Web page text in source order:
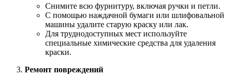
Снимите всю фурнитуру, включая ручки и петли.
С помощью наждачной бумаги или шлифовальной
машины удалите старую краску или лак.
Для труднодоступных мест используйте
специальные химические средства для удаления
краски.
Ремонт повреждений